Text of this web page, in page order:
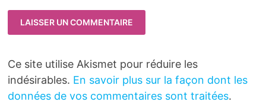
Ce site utilise Akismet pour réduire les
indésirables. En savoir plus sur la façon dont les
données de vos commentaires sont traitées.